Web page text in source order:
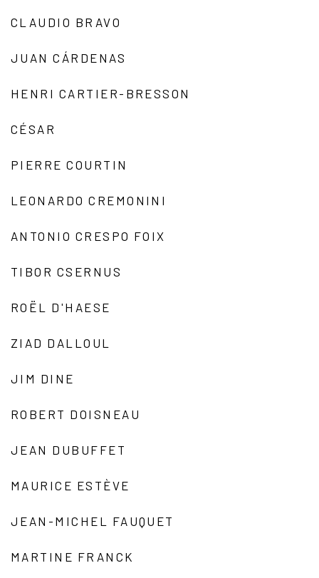
CLAUDIO BRAVO
JUAN CÁRDENAS
HENRI CARTIER-BRESSON
CÉSAR
PIERRE COURTIN
LEONARDO CREMONINI
ANTONIO CRESPO FOIX
TIBOR CSERNUS
ROËL D'HAESE
ZIAD DALLOUL
JIM DINE
ROBERT DOISNEAU
JEAN DUBUFFET
MAURICE ESTÈVE
JEAN-MICHEL FAUQUET
MARTINE FRANCK